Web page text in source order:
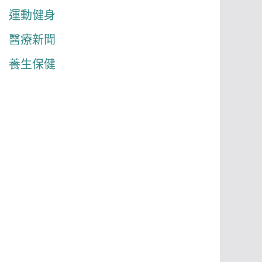
運動健身
醫療新聞
養生保健